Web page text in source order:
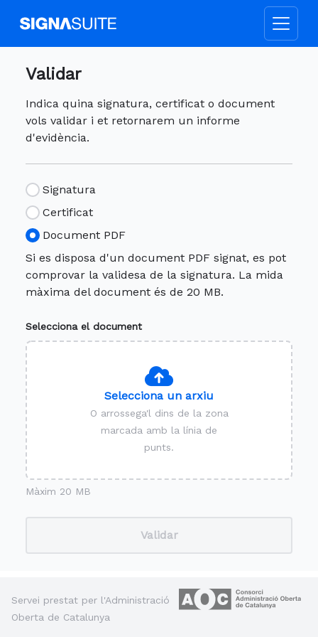
Validar
Indica quina signatura, certificat o document
vols validar i et retornarem un informe
d'evidència.
Signatura
Certificat
Document PDF
Si es disposa d'un document PDF signat, es pot
comprovar la validesa de la signatura. La mida
màxima del document és de 20 MB.
Selecciona el document
Selecciona un arxiu
O arrossega'l dins de la zona
marcada amb la línia de
punts.
Màxim 20 MB
Validar
Servei prestat per l'Administració
Oberta de Catalunya